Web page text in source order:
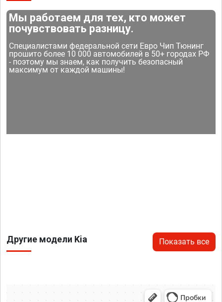
Мы работаем для тех, кто может
почувствовать разницу.
Специалистами федеральной сети Евро Чип Тюнинг
прошито более 10 000 автомобилей в 50+ городах РФ
- поэтому мы знаем, как получить безопасный
максимум от каждой машины!
Другие модели Kia Показать все